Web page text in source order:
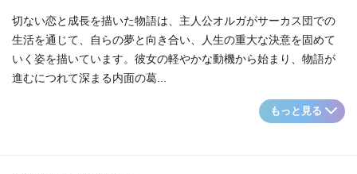
切ない恋と成長を描いた物語は、主人公オルガがサーカス団での
生活を通じて、自らの夢と向き合い、人生の重大な決意を固めて
いく姿を描いています。彼女の軽やかな動機から始まり、物語が
進むにつれて深まる内面の葛...
もっと見る